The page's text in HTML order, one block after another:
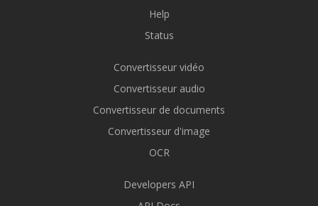
Help
Status
Convertisseur vidéo
Convertisseur audio
Convertisseur de documents
Convertisseur d'image
OCR
Developers API